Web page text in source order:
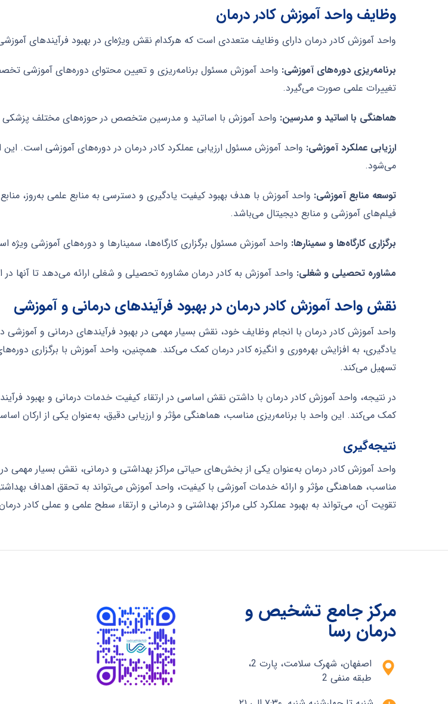
وظایف واحد آموزش کادر درمان
واحد آموزش کادر درمان دارای وظایف متعددی است که هرکدام نقش ویژه‌ای در بهبود فرآیندهای
برنامه‌ریزی دوره‌های آموزشی: واحد آموزش مسئول برنامه‌ریزی و تعیین محتوای دوره‌های آموزشی
تغییرات علمی صورت می‌گیرد.
هماهنگی با اساتید و مدرسین: واحد آموزش با اساتید و مدرسین متخصص در حوزه‌های مختلف پزشکی
ارزیابی عملکرد آموزشی: واحد آموزش مسئول ارزیابی عملکرد کادر درمان در دوره‌های آموزشی است.
می‌شود.
توسعه منابع آموزشی: واحد آموزش با هدف بهبود کیفیت یادگیری و دسترسی به منابع علمی به‌روز،
فیلم‌های آموزشی و منابع دیجیتال می‌باشد.
برگزاری کارگاه‌ها و سمینارها: واحد آموزش مسئول برگزاری کارگاه‌ها، سمینارها و دوره‌های آموزشی
مشاوره تحصیلی و شغلی: واحد آموزش به کادر درمان مشاوره تحصیلی و شغلی ارائه می‌دهد تا آنها
نقش واحد آموزش کادر درمان در بهبود فرآیندهای درمانی و آموزشی
واحد آموزش کادر درمان با انجام وظایف خود، نقش بسیار مهمی در بهبود فرآیندهای درمانی و
یادگیری، به افزایش بهره‌وری و انگیزه کادر درمان کمک می‌کند. همچنین، واحد آموزش با برگزاری
تسهیل می‌کند.
در نتیجه، واحد آموزش کادر درمان با داشتن نقش اساسی در ارتقاء کیفیت خدمات درمانی و بهبود
کمک می‌کند. این واحد با برنامه‌ریزی مناسب، هماهنگی مؤثر و ارزیابی دقیق، به‌عنوان یکی از ارکان
نتیجه‌گیری
واحد آموزش کادر درمان به‌عنوان یکی از بخش‌های حیاتی مراکز بهداشتی و درمانی، نقش بسیار مهمی در
مناسب، هماهنگی مؤثر و ارائه خدمات آموزشی با کیفیت، واحد آموزش می‌تواند به تحقق اهداف
تقویت آن، می‌تواند به بهبود عملکرد کلی مراکز بهداشتی و درمانی و ارتقاء سطح علمی و عملی کادر
مرکز جامع تشخیص و
درمان رسا
اصفهان، شهرک سلامت، پارت 2،
طبقه منفی 2